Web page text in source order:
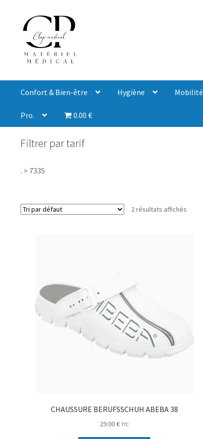
Confort & Bien-être Hygiène Mobilité
Pro. 0.00 €
Filtrer par tarif
. > 7335
2 résultats affichés
CHAUSSURE BERUFSSCHUH ABEBA 38
29.00€ TTC